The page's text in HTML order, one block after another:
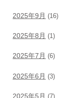
2025年9月 (16)
2025年8月 (1)
2025年7月 (6)
2025年6月 (3)
2025年5月 (7)